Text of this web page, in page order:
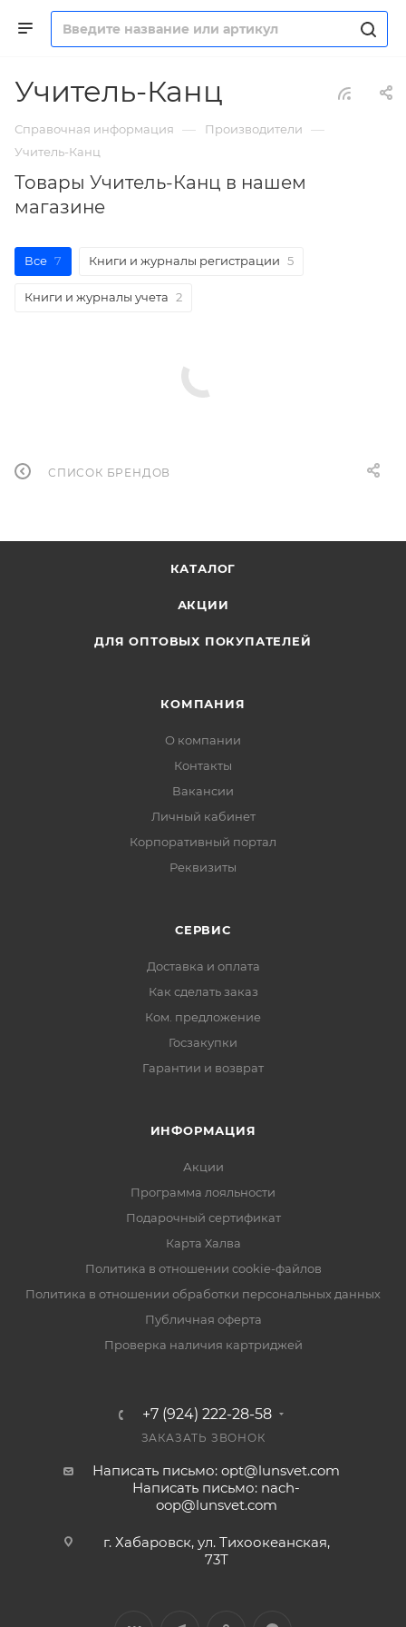
Учитель-Канц
Справочная информация — Производители —
Учитель-Канц
Товары Учитель-Канц в нашем
магазине
Все 7 Книги и журналы регистрации 5
Книги и журналы учета 2
СПИСОК БРЕНДОВ
КАТАЛОГ
АКЦИИ
ДЛЯ ОПТОВЫХ ПОКУПАТЕЛЕЙ
КОМПАНИЯ
О компании
Контакты
Вакансии
Личный кабинет
Корпоративный портал
Реквизиты
СЕРВИС
Доставка и оплата
Как сделать заказ
Ком. предложение
Госзакупки
Гарантии и возврат
ИНФОРМАЦИЯ
Акции
Программа лояльности
Подарочный сертификат
Карта Халва
Политика в отношении cookie-файлов
Политика в отношении обработки персональных данных
Публичная оферта
Проверка наличия картриджей
+7 (924) 222-28-58
ЗАКАЗАТЬ ЗВОНОК
Написать письмо: opt@lunsvet.com
Написать письмо: nach-
oop@lunsvet.com
г. Хабаровск, ул. Тихоокеанская,
73Т